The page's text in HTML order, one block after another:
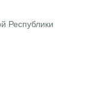
Республики